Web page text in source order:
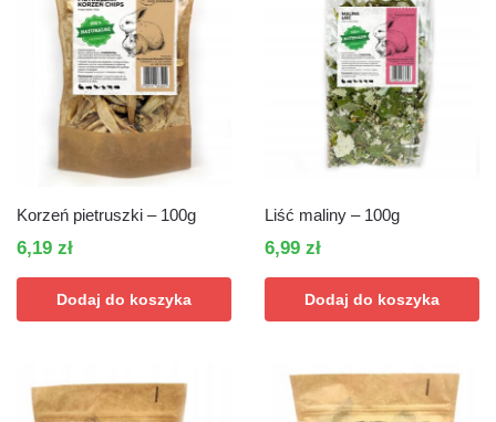
Korzeń pietruszki – 100g
6,19 zł
Dodaj do koszyka
Liść maliny – 100g
6,99 zł
Dodaj do koszyka